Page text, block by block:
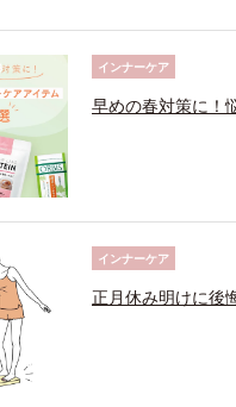
インナーケア
早めの春対策に！
インナーケア
正月休み明けに後